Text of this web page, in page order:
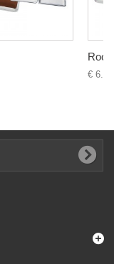
€ 6.95